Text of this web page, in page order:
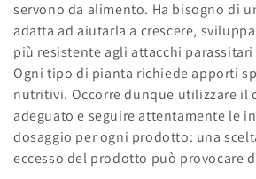
i
o
n
e
:
servono da alimento. Ha bisogno di
adatta ad aiutarla a crescere,
più resistente agli attacchi
Ogni tipo di pianta richiede apporti
nutritivi. Occorre dunque utilizzare il
adeguato e seguire attentamente le
dosaggio per ogni prodotto: una
eccesso del prodotto può provocare